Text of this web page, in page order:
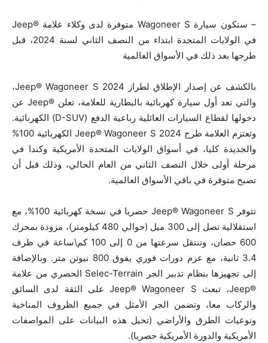
– ستكون سيارة Wagoneer S متوفرة لدى وكلاء علامة ®Jeep
في الولايات المتحدة ابتداء من النصف الثاني لسنة 2024، قبل
طرحها بعد ذلك في الأسواق العالمية
بالكشف عن إصدار الإطلاق لطراز Jeep® Wagoneer S 2024،
والتي تعد أول سيارة كهربائية بالبطارية للعلامة، تعلن ®Jeep عن
دخولها لقطاع السيارات العائلية رباعية الدفع (D-SUV) الكهربائية.
وتعتزم العلامة طرح Jeep® Wagoneer S 2024 الكهربائية 100%
والجديدة كليا، في أسواق الولايات المتحدة الأمريكية وكندا في
مرحلة أولى خلال النصف الثاني من العام الحالي، وذلك قبل أن
تصبح متوفرة في باقي الأسواق العالمية.
تتوفر Jeep® Wagoneer S حصريا في نسخة كهربائية 100%، مع
استقلالية تصل إلى 300 ميل (حوالي 480 كيلومتر)، مزودة بمحرك
600 حصان، وتنتقل سرعتها من 0 إلى 100 كم\ساعة في ظرف
3.4 ثانية، مع عزم دورات فوري يفوق 800 نيوتن متر. وبالإضافة
إلى تجهيزها بنظام تدبير الجر Selec-Terrain الحصري من علامة
®Jeep، تبعث Jeep® Wagoneer S على الثقة لدى السائق
والركاب معا، وتضمن الجر الأمثل في جميع الظروف المناخية
ونوعيات الطرق والأراضي (تحيل هذه البيانات على المواصفات
الأمريكية والدورة الأمريكية حصريا).